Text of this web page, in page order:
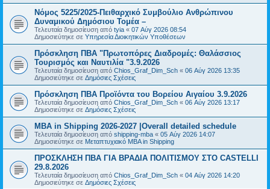
Νόμος 5225/2025-Πειθαρχικό Συμβούλιο Ανθρώπινου
Δυναμικού Δημόσιου Τομέα –
Τελευταία δημοσίευση από tyia « 07 Αύγ 2026 08:54
Δημοσιεύτηκε σε Υπηρεσία Διοικητικών Υποθέσεων
Πρόσκληση ΠΒΑ "Πρωτοπόρες Διαδρομές: Θαλάσσιος
Τουρισμός και Ναυτιλία "3.9.2026
Τελευταία δημοσίευση από Chios_Graf_Dim_Sch « 06 Αύγ 2026 13:35
Δημοσιεύτηκε σε Δημόσιες Σχέσεις
Πρόσκληση ΠΒΑ Προϊόντα του Βορείου Αιγαίου 3.9.2026
Τελευταία δημοσίευση από Chios_Graf_Dim_Sch « 06 Αύγ 2026 13:17
Δημοσιεύτηκε σε Δημόσιες Σχέσεις
MBA in Shipping 2026-2027 |Overall detailed schedule
Τελευταία δημοσίευση από shipping-mba « 05 Αύγ 2026 14:07
Δημοσιεύτηκε σε Μεταπτυχιακό MBA in Shipping
ΠΡΟΣΚΛΗΣΗ ΠΒΑ ΓΙΑ ΒΡΑΔΙΑ ΠΟΛΙΤΙΣΜΟΥ ΣΤΟ CASTELLI
29.8.2026
Τελευταία δημοσίευση από Chios_Graf_Dim_Sch « 04 Αύγ 2026 14:20
Δημοσιεύτηκε σε Δημόσιες Σχέσεις